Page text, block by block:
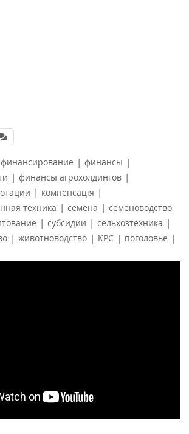
финансирование | финансы |
| финансы агрохолдингов |
| компенсація |
техника | семена | семеноводство
| субсидии | сельхозтехника |
| животноводство | КРС | поголовье |